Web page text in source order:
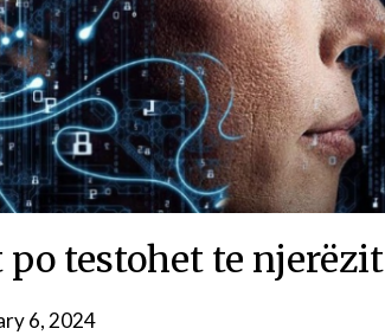
testohet te njerëzit
6, 2024